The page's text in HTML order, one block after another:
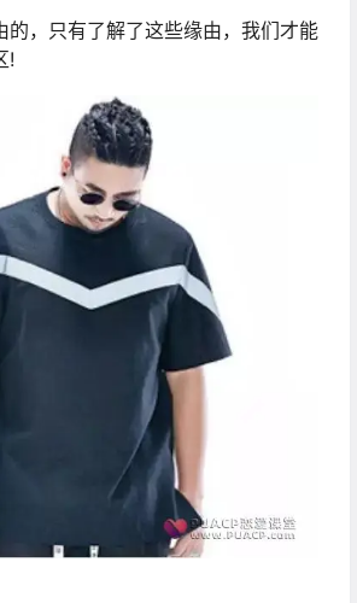
，只有了解了这些缘由，我们才能
!